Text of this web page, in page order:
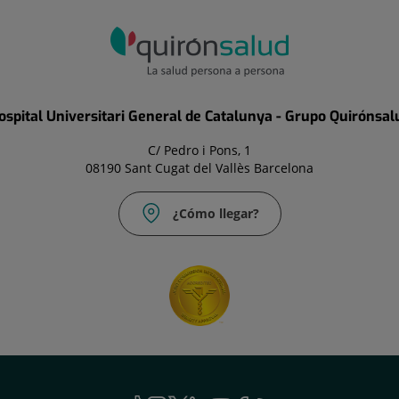
Universitari General de Catalunya - Grupo
C/ Pedro i Pons, 1
08190 Sant Cugat del Vallès Barcelona
¿Cómo llegar?